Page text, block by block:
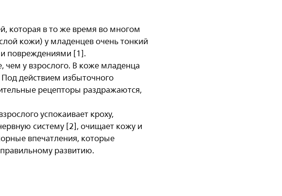
которая в то же время во многом
кожи) у младенцев очень тонкий
повреждениями [1].
чем у взрослого. В коже младенца
действием избыточного
рецепторы раздражаются,
успокаивает кроху,
систему [2], очищает кожу и
впечатления, которые
развитию.